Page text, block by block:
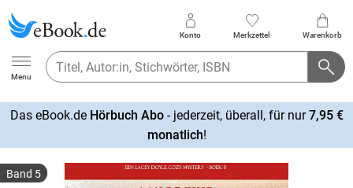
Ebook.de
Menu
Konto Merkzettel Warenkorb
Das eBook.de Hörbuch Abo- jederzeit, überall, für nur7,95 €
monatlich!
Band 5